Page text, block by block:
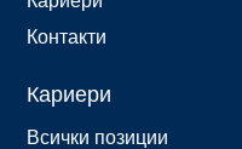
Контакти
Кариери
Всички позиции